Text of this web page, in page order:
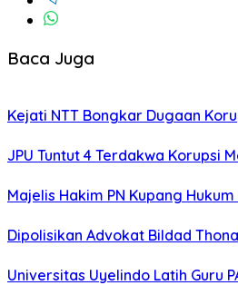
Baca Juga
Kejati NTT Bongkar Dugaan
JPU Tuntut 4 Terdakwa Korupsi
Majelis Hakim PN Kupang
Dipolisikan Advokat Bildad
Universitas Uyelindo Latih Guru